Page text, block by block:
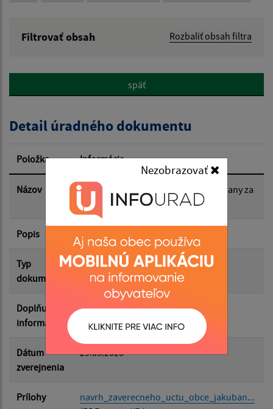
Nezobrazovať
Filtrovať obsah Rozbaliť obsah filtra
Popis:
Dátum zverejnenia od:
Dátum zverejnenia do:
Filtrovať
späť
Detail úradného dokumentu
Položka Informácia
Názov
Návrh záverečného účtu obce Jakubany za
rok 2025
Popis
Typ
dokumentu
Rôzne
Doplňujúce
informácie
Dátum
zverejnenia
29.05.2026
Prílohy
navrh_zaverecneho_uctu_obce_jakuban...